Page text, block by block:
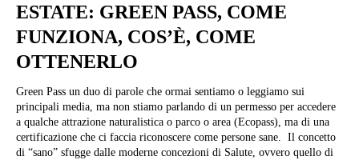
ESTATE: GREEN PASS, COME
FUNZIONA, COS’È, COME
OTTENERLO
Green Pass un duo di parole che ormai sentiamo o leggiamo sui
principali media, ma non stiamo parlando di un permesso per accedere
a qualche attrazione naturalistica o parco o area (Ecopass), ma di una
certificazione che ci faccia riconoscere come persone sane. Il concetto
di “sano” sfugge dalle moderne concezioni di Salute, ovvero quello di